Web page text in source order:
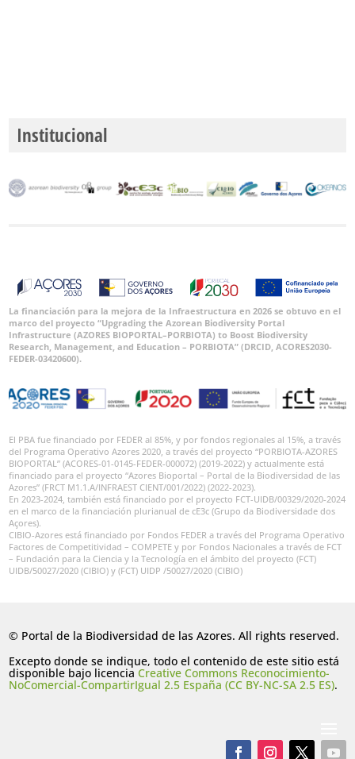
Institucional
La financiación para la mejora de la Infraestructura en 2026 se obtuvo en el
marco del proyecto “Upgrading the Azorean Biodiversity Portal
Infrastructure (AZORES BIOPORTAL–PORBIOTA) to Boost Biodiversity
Research, Management, and Education – PORBIOTA” (DRCID, ACORES2030-
FEDER-03420600).
El PBA fue financiado por FEDER al 85%, y por fondos regionales al 15%, a través
del Programa Operativo Azores 2020, a través del proyecto “PORBIOTA-AZORES
BIOPORTAL” (ACORES-01-0145-FEDER-000072) (2019-2022) y actualmente está
financiado para el proyecto “Azores Bioportal – Portal de la Biodiversidad de las
Azores” (FRCT M1.1.A/INFRAEST CIENT/001/2022) (2022-2023).
En 2023-2024, también está financiado por el proyecto FCT-UIDB/00329/2020-2024
en el marco de la financiación plurianual de cE3c (Grupo da Biodiversidade dos
Açores).
CIBIO-Azores está financiado por Fondos FEDER a través del Programa Operativo
Factores de Competitividad – COMPETE y por Fondos Nacionales a través de FCT
– Fundación para la Ciencia y la Tecnología en el ámbito del proyecto (FCT)
UIDB/50027/2020 (CIBIO) y (FCT) UIDP /50027/2020 (CIBIO)
© Portal de la Biodiversidad de las Azores. All rights reserved.
Excepto donde se indique, todo el contenido de este sitio está
disponible bajo licenciaCreative Commons Reconocimiento-
NoComercial-CompartirIgual 2.5 España (CC BY-NC-SA 2.5 ES).